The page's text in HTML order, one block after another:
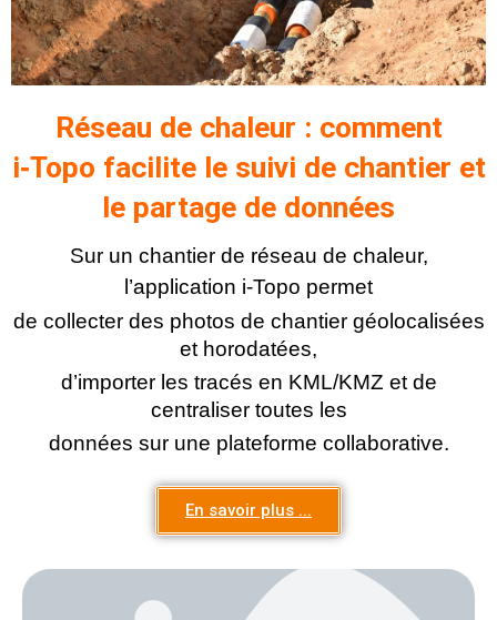
Réseau de chaleur : comment
i‑Topo facilite le suivi de chantier et
le partage de données
Sur un chantier de réseau de chaleur,
l’application i‑Topo permet
de collecter des photos de chantier géolocalisées
et horodatées,
d’importer les tracés en KML/KMZ et de
centraliser toutes les
données sur une plateforme collaborative.
En savoir plus ...